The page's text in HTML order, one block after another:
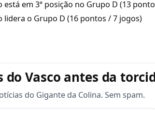
está em 3ª posição no Grupo D (13
lidera o Grupo D (16 pontos / 7 jogos)
do Vasco antes da
do Gigante da Colina. Sem spam.